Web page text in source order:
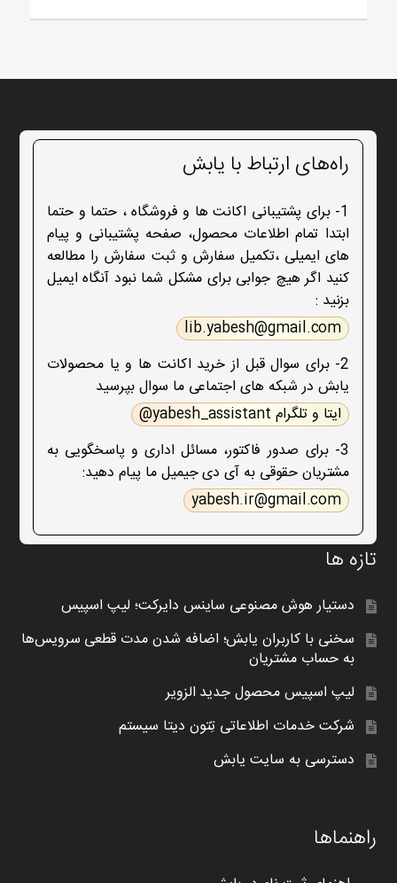
راه‌های ارتباط با یابش
1- برای پشتیبانی اکانت ها و فروشگاه ، حتما و حتما
ابتدا تمام اطلاعات محصول، صفحه پشتیبانی و پیام
های ایمیلی ،تکمیل سفارش و ثبت سفارش را مطالعه
کنید اگر هیچ جوابی برای مشکل شما نبود آنگاه ایمیل
بزنید :
lib.yabesh@gmail.com
2- برای سوال قبل از خرید اکانت ها و یا محصولات
یابش در شبکه های اجتماعی ما سوال بپرسید
ایتا و تلگرام yabesh_assistant@
3- برای صدور فاکتور، مسائل اداری و پاسخگویی به
مشتریان حقوقی به آی دی جیمیل ما پیام دهید:
yabesh.ir@gmail.com
تازه ها
دستیار هوش مصنوعی ساینس دایرکت؛ لیپ اسپیس
سخنی با کاربران یابش؛ اضافه شدن مدت قطعی سرویس‌ها
به حساب مشتریان
لیپ اسپیس محصول جدید الزویر
شرکت خدمات اطلاعاتی تِتون دیتا سیستم
دسترسی به سایت یابش
راهنماها